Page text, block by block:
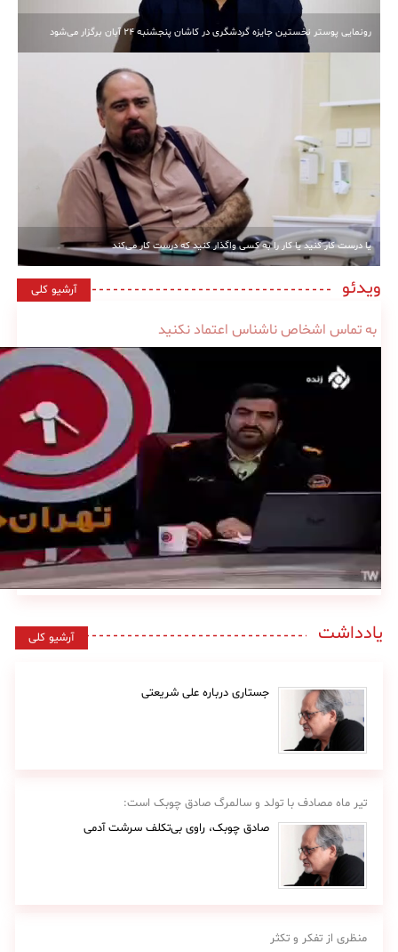
رونمایی پوستر نخستین جایزه گردشگری در کاشان پنجشنبه 24 آبان برگزار می‌شود
یا درست کار کنید یا کار را به کسی واگذار کنید که درست کار می‌کند
ویدئو آرشیو کلی
به تماس اشخاص ناشناس اعتماد نکنید
یادداشت آرشیو کلی
جستاری درباره علی شریعتی
تیر ماه مصادف با تولد و سالمرگ صادق چوبک است:
صادق چوبک، راوی بی‌تکلف سرشت آدمی
منظری از تفکر و تکثر